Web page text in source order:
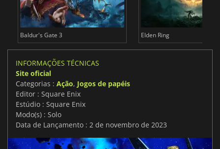
Baldur's Gate 3 Elden Ring
INFORMAÇÕES TÉCNICAS
Site oficial
Categorias : Ação, Jogos de papéis
Editor : Square Enix
Estúdio : Square Enix
Modo(s) : Solo
Data de Lançamento : 2 de novembro de 2023